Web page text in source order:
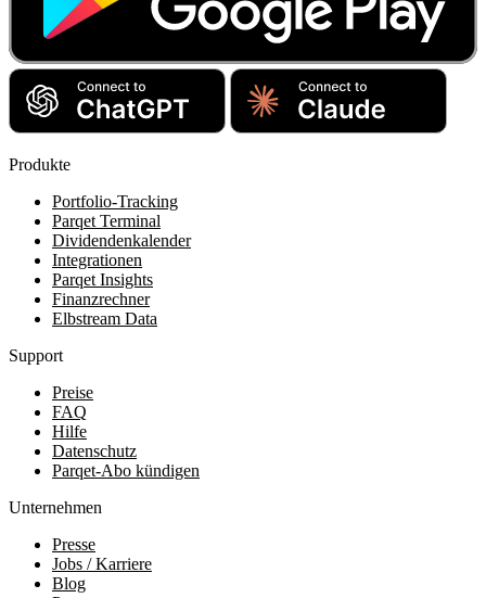
Produkte
Portfolio-Tracking
Parqet Terminal
Dividendenkalender
Integrationen
Parqet Insights
Finanzrechner
Elbstream Data
Support
Preise
FAQ
Hilfe
Datenschutz
Parqet-Abo kündigen
Unternehmen
Presse
Jobs / Karriere
Blog